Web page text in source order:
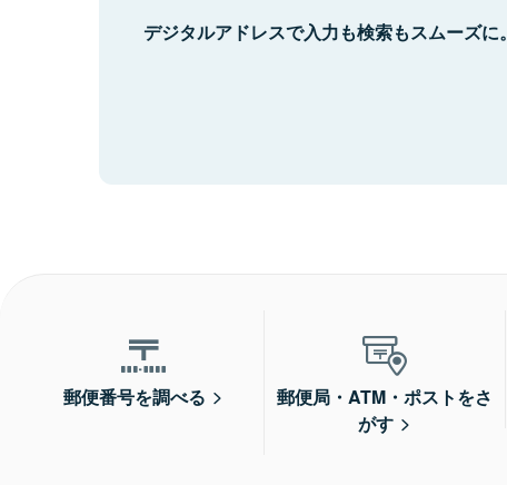
デジタルアドレスで入力も検索もスムーズに。
郵便番号を調べる
郵便局・ATM・ポストをさ
がす